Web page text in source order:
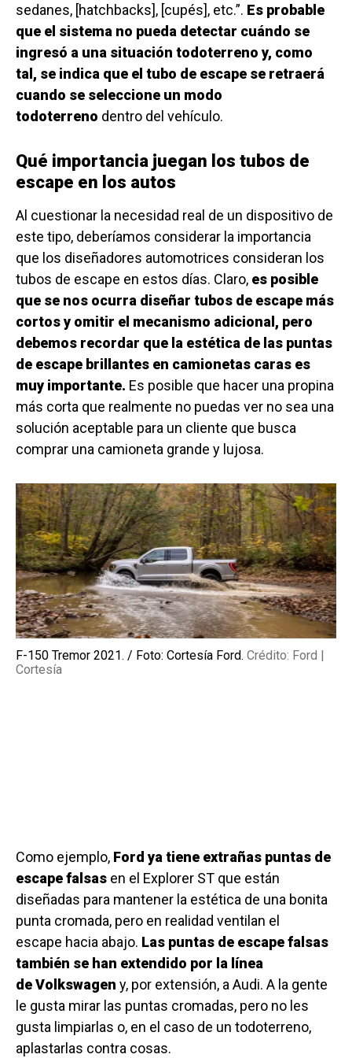
sedanes, [hatchbacks], [cupés], etc.”. Es probable
que el sistema no pueda detectar cuándo se
ingresó a una situación todoterreno y, como
tal, se indica que el tubo de escape se retraerá
cuando se seleccione un modo
todoterreno dentro del vehículo.
Qué importancia juegan los tubos de
escape en los autos
Al cuestionar la necesidad real de un dispositivo de
este tipo, deberíamos considerar la importancia
que los diseñadores automotrices consideran los
tubos de escape en estos días. Claro, es posible
que se nos ocurra diseñar tubos de escape más
cortos y omitir el mecanismo adicional, pero
debemos recordar que la estética de las puntas
de escape brillantes en camionetas caras es
muy importante. Es posible que hacer una propina
más corta que realmente no puedas ver no sea una
solución aceptable para un cliente que busca
comprar una camioneta grande y lujosa.
F-150 Tremor 2021. / Foto: Cortesía Ford. Crédito: Ford |
Cortesía
Como ejemplo, Ford ya tiene extrañas puntas de
escape falsas en el Explorer ST que están
diseñadas para mantener la estética de una bonita
punta cromada, pero en realidad ventilan el
escape hacia abajo. Las puntas de escape falsas
también se han extendido por la línea
de Volkswagen y, por extensión, a Audi. A la gente
le gusta mirar las puntas cromadas, pero no les
gusta limpiarlas o, en el caso de un todoterreno,
aplastarlas contra cosas.